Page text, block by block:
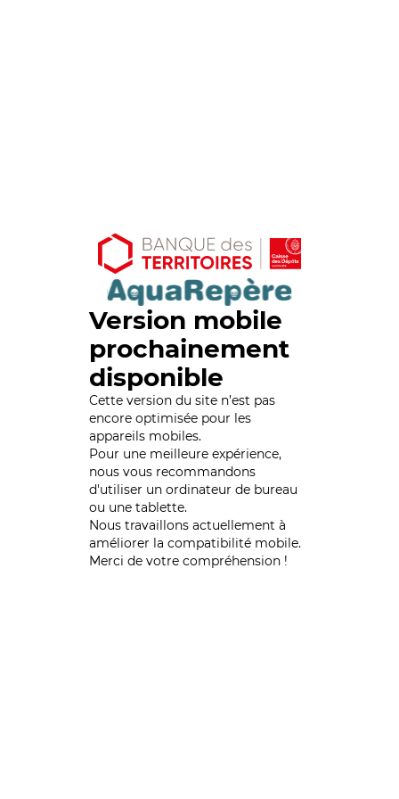
Version mobile
prochainement
disponible
Cette version du site n’est pas
encore optimisée pour les
appareils mobiles.
Pour une meilleure expérience,
nous vous recommandons
d'utiliser un ordinateur de bureau
ou une tablette.
Nous travaillons actuellement à
améliorer la compatibilité mobile.
Merci de votre compréhension !